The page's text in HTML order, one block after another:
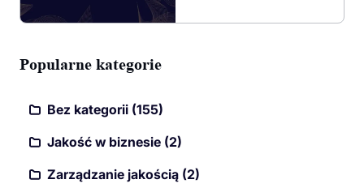
Popularne kategorie
Bez kategorii (155)
Jakość w biznesie (2)
Zarządzanie jakością (2)